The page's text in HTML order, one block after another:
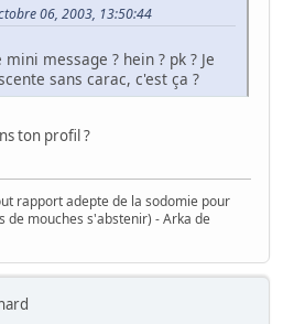
06, 2003, 13:50:44
message ? hein ? pk ? Je
sans carac, c'est ça ?
ton profil ?
rapport adepte de la sodomie pour
de mouches s'abstenir) - Arka de